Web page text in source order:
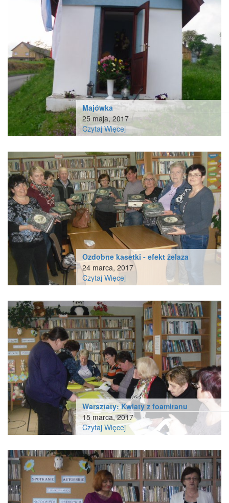
Majówka
25 maja, 2017
Czytaj Więcej
Ozdobne kasetki - efekt żelaza
24 marca, 2017
Czytaj Więcej
Warsztaty: Kwiaty z foamiranu
15 marca, 2017
Czytaj Więcej